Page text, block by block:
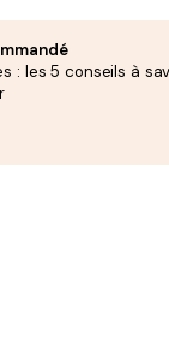
: les 5 conseils à
liées aux services
poche mais qui n'est pas
qu'un intermédiaire.
que vous payez 1
vous. Soit, vous mettez ce